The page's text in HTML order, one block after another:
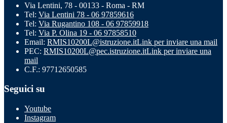
Via Lentini, 78 - 00133 - Roma - RM
Tel: Via Lentini 78 - 06 97859616
Tel: Via Rugantino 108 - 06 97859918
Tel: Via P. Olina 19 - 06 97858510
Email: RMIS10200L@istruzione.itLink per inviare una mail
PEC: RMIS10200L@pec.istruzione.itLink per inviare una
mail
C.F.: 97712650585
Seguici su
Youtube
Instagram